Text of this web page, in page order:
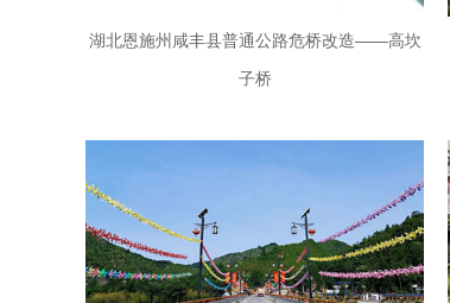
湖北恩施州咸丰县普通公路危桥改造——高坎
子桥